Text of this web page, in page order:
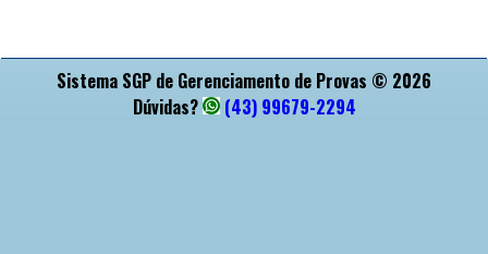
Sistema SGP de Gerenciamento de Provas © 2026
Dúvidas?
(43) 99679-2294